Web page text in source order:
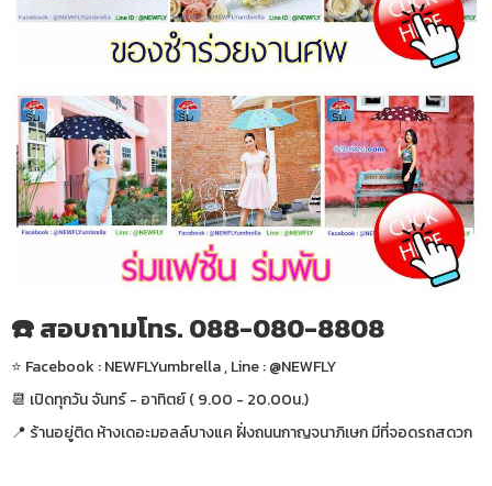
☎️ สอบถามโทร. 088-080-8808
⭐️ Facebook : NEWFLYumbrella , Line : @NEWFLY
📆 เปิดทุกวัน จันทร์ - อาทิตย์ ( 9.00 - 20.00น.)
📍 ร้านอยู่ติด ห้างเดอะมอลล์บางแค ฝั่งถนนกาญจนาภิเษก มีที่จอดรถสดวก